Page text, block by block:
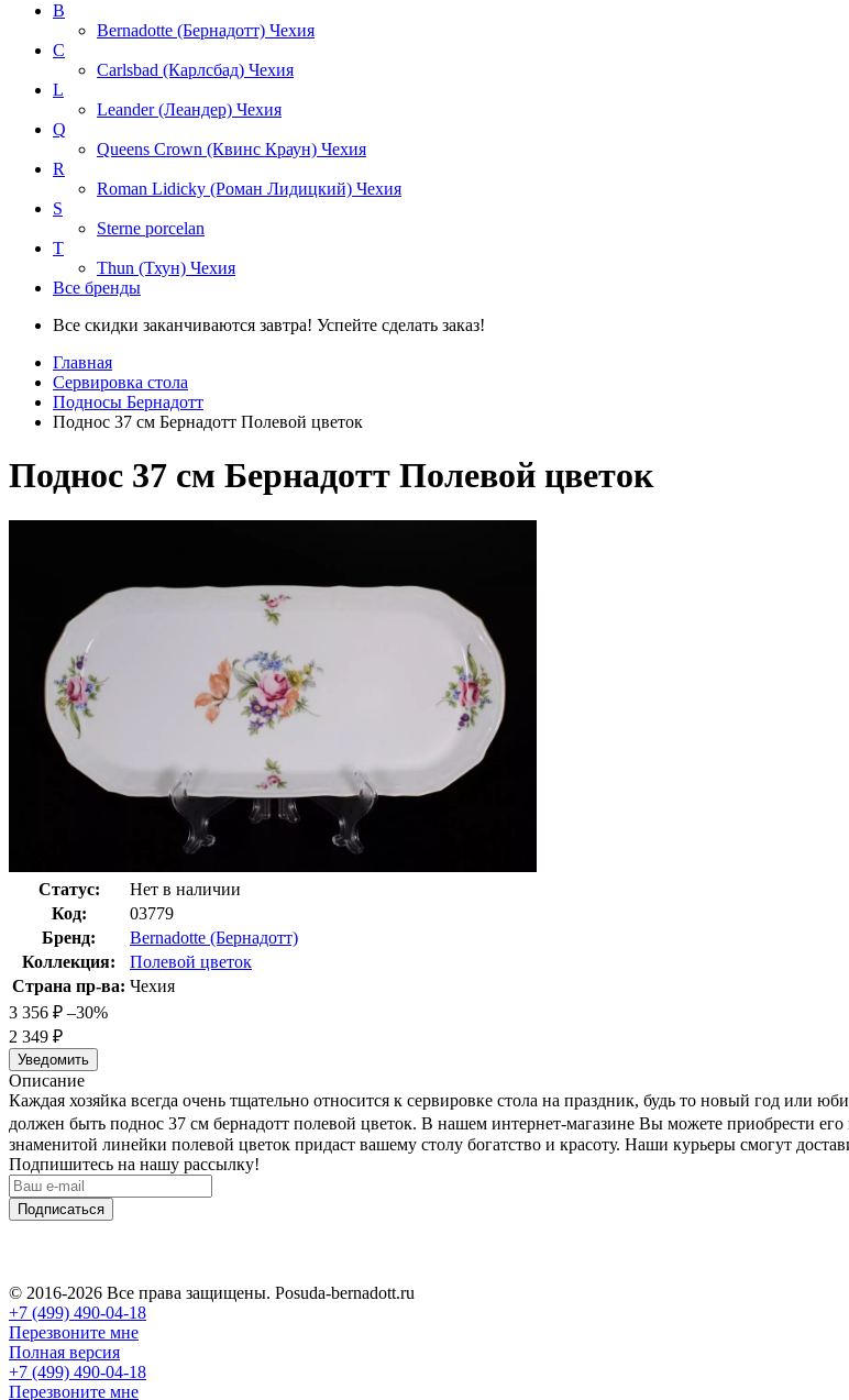
B
Bernadotte (Бернадотт) Чехия
C
Carlsbad (Карлсбад) Чехия
L
Leander (Леандер) Чехия
Q
Queens Crown (Квинс Краун) Чехия
R
Roman Lidicky (Роман Лидицкий) Чехия
S
Sterne porcelan
T
Thun (Тхун) Чехия
Все бренды
Все скидки заканчиваются завтра! Успейте сделать заказ!
Главная
Сервировка стола
Подносы Бернадотт
Поднос 37 см Бернадотт Полевой цветок
Поднос 37 см Бернадотт Полевой цветок
Статус:
Нет в наличии
Код:
03779
Бренд:
Bernadotte (Бернадотт)
Коллекция:
Полевой цветок
Страна пр-ва: Чехия
3 356 ₽ –30%
2 349 ₽
Уведомить
Описание
Каждая хозяйка всегда очень тщательно относится к сервировке стола на праздник, будь то новый год или
должен быть поднос 37 см бернадотт полевой цветок. В нашем интернет-магазине Вы можете приобрести его
знаменитой линейки полевой цветок придаст вашему столу богатство и красоту. Наши курьеры смогут
Подпишитесь на нашу рассылку!
Подписаться
© 2016-2026 Все права защищены. Posuda-bernadott.ru
+7 (499) 490-04-18
Перезвоните мне
Полная версия
+7 (499) 490-04-18
Перезвоните мне